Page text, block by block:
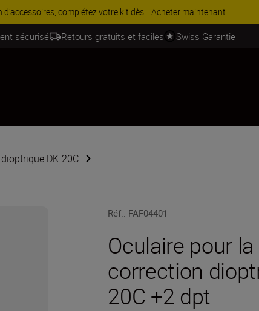
d’accessoires, complétez votre kit dès ...Acheter maintenant
sécurisé Retours gratuits et faciles Swiss Garantie
DK-20C
Réf.: FAF04401
Oculaire pour la
correction
20C +2 dpt